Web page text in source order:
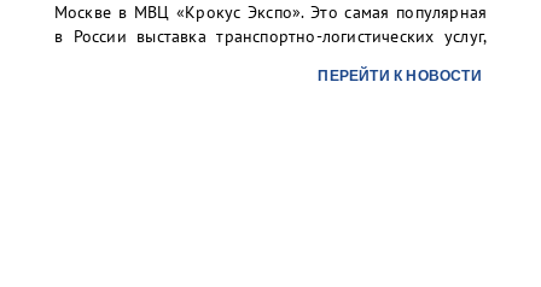
Москве в МВЦ «Крокус Экспо». Это самая популярная
в России выставка транспортно-логистических услуг,
ПЕРЕЙТИ К НОВОСТИ